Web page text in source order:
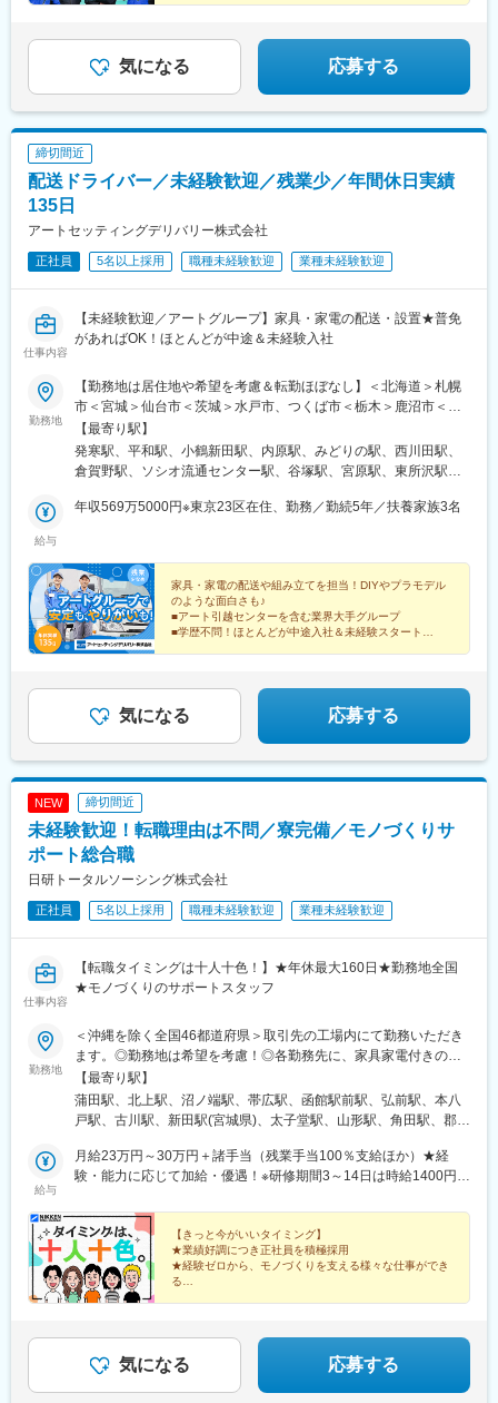
気になる 応募する
締切間近
配送ドライバー／未経験歓迎／残業少／年間休日実績
135日
アートセッティングデリバリー株式会社
正社員 5名以上採用 職種未経験歓迎 業種未経験歓迎
仕事内容
【未経験歓迎／アートグループ】家具・家電の配送・設置★普免
があればOK！ほとんどが中途＆未経験入社
勤務地
【勤務地は居住地や希望を考慮＆転勤ほぼなし】＜北海道＞札幌
市＜宮城＞仙台市＜茨城＞水戸市、つくば市＜栃木＞鹿沼市＜群
馬＞高崎＜埼玉＞熊谷市、草加市、さいたま市、所沢市＜千葉＞
千葉市、木更津市、船橋市、柏市＜東京＞足立区、練馬区、江東
区、大田区、府中市、町田市＜神奈川＞横浜市、川崎市、海老名
野＞中野市、松本市＜山梨＞甲斐市＜岐阜＞羽鳥郡＜静岡＞静岡
津市、東大阪市、豊中市＜京都＞京都市＜兵庫＞神戸市、川西
市、高砂市＜滋賀＞栗東市＜奈良＞大和郡山市＜和歌山＞和歌山
市＜岡山＞岡山市＜広島＞広島市、東広島市＜香川＞高松市＜福
岡＞北九州市、福岡市＜熊本＞熊本市＜鹿児島＞鹿児島市※支店に
より車通勤OK※受動喫煙対策あり
【最寄り駅】
発寒駅、平和駅、小鶴新田駅、内原駅、みどりの駅、西川田駅、
倉賀野駅、ソシオ流通センター駅、谷塚駅、宮原駅、東所沢駅、
綾瀬駅、石神井公園駅、西大島駅、流通センター駅、万願寺駅、
徳駅、村井駅、竜王駅、細畑駅、安倍川駅、沼津駅、浜北駅、杁
ケ池公園駅、六名駅、稲永駅、島氏永駅、新正駅、平林駅(大阪
府)、春木駅、御幣島駅、香里園駅、新石切駅、十条駅(京都府・近
鉄線)、栗東駅、大和小泉駅、田井ノ瀬駅、鷹取駅、北伊丹駅、千
里中央駅(大阪モノレール)、曽根駅(兵庫県)、北長瀬駅、井口駅(広
駅、上塩屋駅、六町駅、昭和島駅、上鳥羽口駅
給与
年収569万5000円※東京23区在住、勤務／勤続5年／扶養家族3名
家具・家電の配送や組み立てを担当！DIYやプラモデル
のような面白さも♪
■アート引越センターを含む業界大手グループ
■学歴不問！ほとんどが中途入社＆未経験スタート
気になる 応募する
NEW 締切間近
未経験歓迎！転職理由は不問／寮完備／モノづくりサ
ポート総合職
日研トータルソーシング株式会社
正社員 5名以上採用 職種未経験歓迎 業種未経験歓迎
仕事内容
【転職タイミングは十人十色！】★年休最大160日★勤務地全国
★モノづくりのサポートスタッフ
勤務地
＜沖縄を除く全国46都道府県＞取引先の工場内にて勤務いただき
ます。◎勤務地は希望を考慮！◎各勤務先に、家具家電付きのキ
レイな寮あり！※将来的に結婚等で転勤を希望される場合もご相談
ください。＜勤務地のある都道府県＞◆北海道・東北／北海道、
青森、岩手、宮城、秋田、山形、福島◆関東／東京、神奈川、千
井、新潟、山梨、長野◆東海／愛知、静岡、岐阜、三重◆関西／
大阪、京都、兵庫、滋賀、奈良、和歌山◆中国／広島、岡山、鳥
熊本、佐賀、長崎、大分、宮崎、鹿児島＜交通手段＞勤務地によ
る／自動車・バイク・自転車通勤可（規定有）
【最寄り駅】
蒲田駅、北上駅、沼ノ端駅、帯広駅、函館駅前駅、弘前駅、本八
戸駅、古川駅、新田駅(宮城県)、太子堂駅、山形駅、角田駅、郡山
駅、西那須野駅、小山駅、古河駅、高崎駅、太田駅(群馬県)、高田
駅(新潟県)、大宮駅(埼玉県)、熊谷駅、篠ノ井駅、菊名駅、京成千
駅、国母駅、横浜駅、藤沢駅、本厚木駅、上溝駅、上田駅、浜松
駅、三島駅、掛川駅、中村日赤駅、亀島駅、桜町前駅、知立駅、
名鉄名古屋駅、多治見駅、近鉄四日市駅、南富山駅、金沢駅、野
町駅、福井駅(福井県)、守山駅、近江八幡駅、草津駅(滋賀県)、京
都駅、南吹田駅、西中島南方駅、大阪梅田駅(阪急線)、大日駅、水
駅、白島駅(広島電鉄線)、銀山町駅、福山駅、東広島駅、鳥取駅、
松江駅、出雲市駅、防府駅、徳島駅、高松駅(香川県)、平和通駅、
博多駅、小波瀬西工大前駅、佐賀駅、諫早駅、中津駅(大分県)、光
給与
月給23万円～30万円＋諸手当（残業手当100％支給ほか）★経
験・能力に応じて加給・優遇！※研修期間3～14日は時給1400円※
就業先により異なります。＜各種手当＞・残業手当（100%支
給）・資格手当・深夜手当・休日出勤手当
【きっと今がいいタイミング】
★業績好調につき正社員を積極採用
★経験ゼロから、モノづくりを支える様々な仕事ができ
る
気になる 応募する